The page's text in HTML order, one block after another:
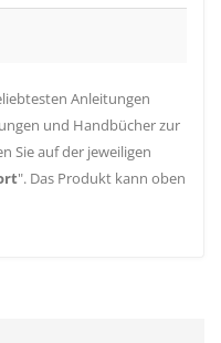
Anleitungen
und Handbücher zur
Sie auf der jeweiligen
". Das Produkt kann oben